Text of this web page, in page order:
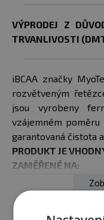
VÝPRODEJ Z
TRVANLIVOSTI
iBCAA značky
rozvětveným
jsou vyrobeny
vzájemném poměru
garantovaná čistota
PRODUKT JE
ZAMĚŘENÉ NA:
- Podporu tréninku
MYOTEC